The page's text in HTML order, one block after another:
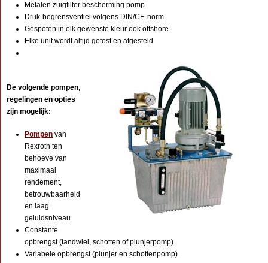
Metalen zuigfilter bescherming pomp
Druk-begrensventiel volgens DIN/CE-norm
Gespoten in elk gewenste kleur ook offshore
Elke unit wordt altijd getest en afgesteld
De volgende pompen,
regelingen en opties
zijn mogelijk:
Pompen van
Rexroth ten
behoeve van
maximaal
rendement,
betrouwbaarheid
en laag
geluidsniveau
Constante
opbrengst (tandwiel, schotten of plunjerpomp)
Variabele opbrengst (plunjer en schottenpomp)